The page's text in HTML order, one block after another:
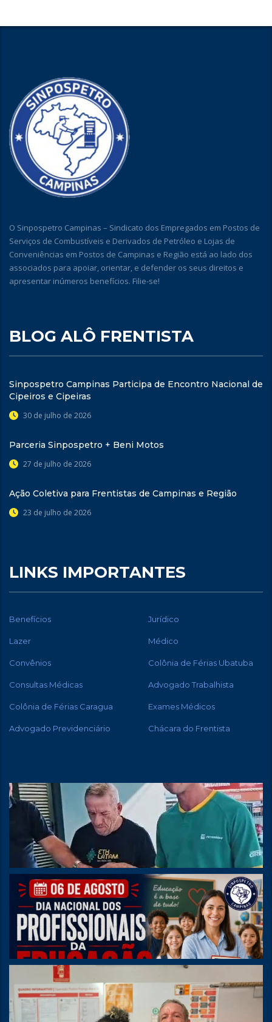
O Sinpospetro Campinas – Sindicato dos Empregados em Postos de
Serviços de Combustíveis e Derivados de Petróleo e Lojas de
Conveniências em Postos de Campinas e Região está ao lado dos
associados para apoiar, orientar, e defender os seus direitos e
apresentar inúmeros benefícios. Filie-se!
BLOG ALÔ FRENTISTA
Sinpospetro Campinas Participa de Encontro Nacional de
Cipeiros e Cipeiras
30 de julho de 2026
Parceria Sinpospetro + Beni Motos
27 de julho de 2026
Ação Coletiva para Frentistas de Campinas e Região
23 de julho de 2026
LINKS IMPORTANTES
Benefícios Jurídico
Lazer Médico
Convênios Colônia de Férias Ubatuba
Consultas Médicas Advogado Trabalhista
Colônia de Férias Caragua Exames Médicos
Advogado Previdenciário Chácara do Frentista